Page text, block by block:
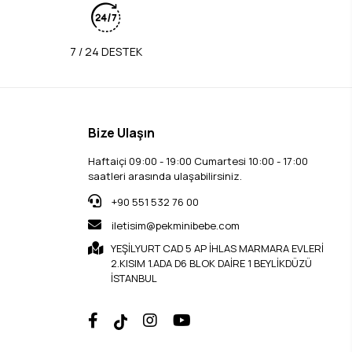
7 / 24 DESTEK
Bize Ulaşın
Haftaiçi 09:00 - 19:00 Cumartesi 10:00 - 17:00
saatleri arasında ulaşabilirsiniz.
+90 551 532 76 00
iletisim@pekminibebe.com
YEŞİLYURT CAD 5 AP İHLAS MARMARA EVLERİ
2.KISIM 1.ADA D6 BLOK DAİRE 1 BEYLİKDÜZÜ
İSTANBUL